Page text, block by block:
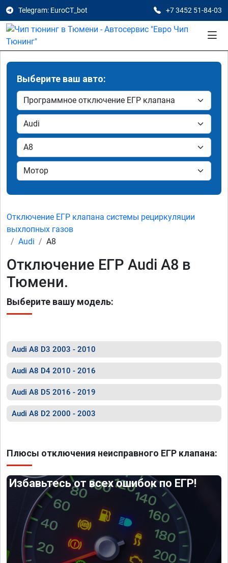
Telegram: EuroCT_bot +7 3452 51-84-03
Выберите ваш авто:
Отключение ЕГР клапана системы рециркуляции
выхлопных газов
Audi
A8
Отключение ЕГР Audi A8 в
Тюмени.
Выберите вашу модель:
Audi A8 D3 2003 - 2010
Audi A8 D4 2010 - 2016
Audi A8 D5 2016 - 2019
Audi A8 D2 2000 - 2003
Плюсы отключения неисправного ЕГР клапана:
Избавьтесь от всех ошибок по ЕГР!